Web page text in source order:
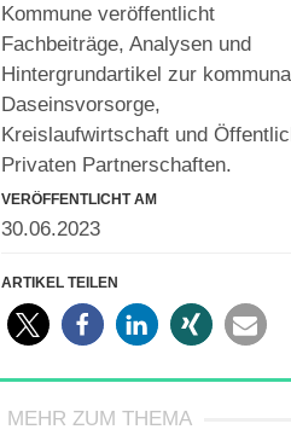
Kommune veröffentlicht
Fachbeiträge, Analysen und
Hintergrundartikel zur
Daseinsvorsorge,
Kreislaufwirtschaft und
Privaten Partnerschaften.
VERÖFFENTLICHT AM
30.06.2023
ARTIKEL TEILEN